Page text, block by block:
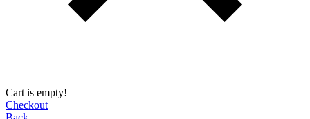
Cart is empty!
Checkout